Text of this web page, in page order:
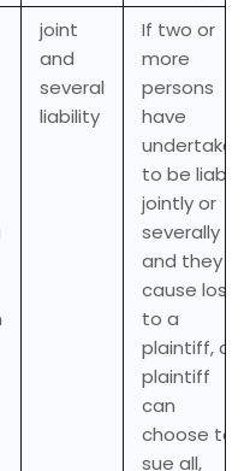
joint
and
several
liability
If two or
more
persons
have
undertaken
to be liable
jointly or
severally
and they
cause loss
to a
plaintiff, a
plaintiff
can
choose to
sue all,